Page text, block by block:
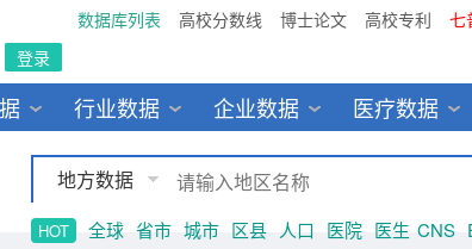
数据库列表 高校分数线 博士论文 高校专利 七
登录
行业数据 企业数据 医疗数据
地方数据
HOT 全球 省市 城市 区县 人口 医院 医生 CNS